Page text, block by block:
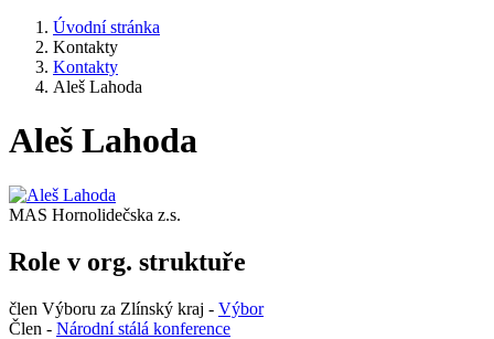
Úvodní stránka
Kontakty
Kontakty
Aleš Lahoda
Aleš Lahoda
MAS Hornolidečska z.s.
Role v org. struktuře
člen Výboru za Zlínský kraj - Výbor
Člen - Národní stálá konference